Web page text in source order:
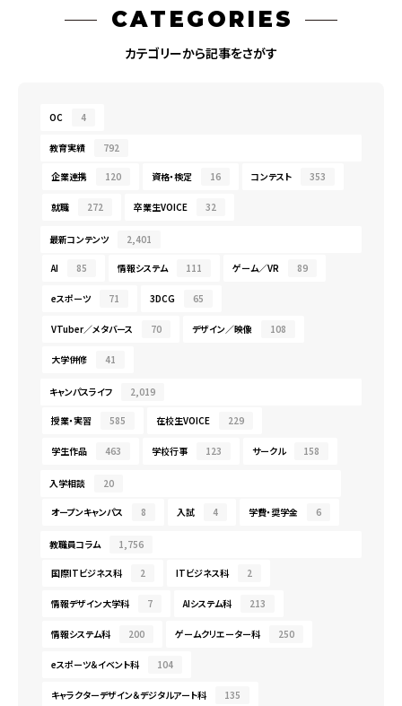
CATEGORIES
カテゴリーから記事をさがす
OC 4
教育実績 792
企業連携 120 資格・検定 16 コンテスト 353
就職 272 卒業生VOICE 32
最新コンテンツ 2,401
AI 85 情報システム 111 ゲーム／VR 89
eスポーツ 71 3DCG 65
VTuber／メタバース 70 デザイン／映像 108
大学併修 41
キャンパスライフ 2,019
授業・実習 585 在校生VOICE 229
学生作品 463 学校行事 123 サークル 158
入学相談 20
オープンキャンパス 8 入試 4 学費・奨学金 6
教職員コラム 1,756
国際ITビジネス科 2 ITビジネス科 2
情報デザイン大学科 7 AIシステム科 213
情報システム科 200 ゲームクリエーター科 250
eスポーツ＆イベント科 104
キャラクターデザイン＆デジタルアート科 135